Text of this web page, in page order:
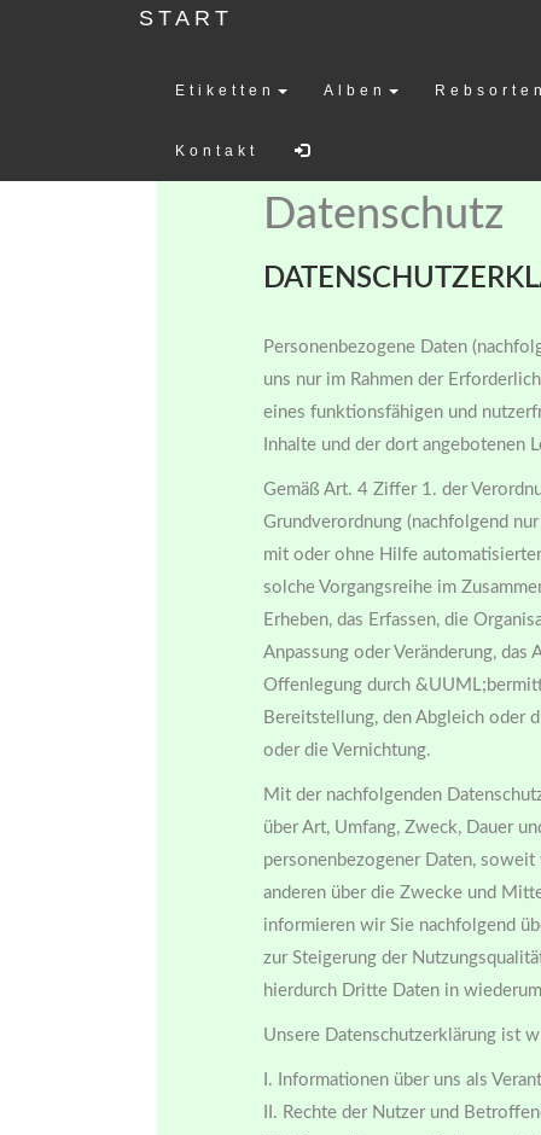
START
Etiketten Alben
Kontakt
Datenschutz
Personenbezogene Daten
uns nur im Rahmen der
eines funktionsfähigen und
Inhalte und der dort angebotenen
Gemäß Art. 4 Ziffer 1. der
Grundverordnung (nachfolgend
mit oder ohne Hilfe
solche Vorgangsreihe im
Erheben, das Erfassen, die
Anpassung oder Veränderung, das
Offenlegung durch
Bereitstellung, den Abgleich oder
oder die Vernichtung.
Mit der nachfolgenden
über Art, Umfang, Zweck, Dauer
personenbezogener Daten,
anderen über die Zwecke und
informieren wir Sie nachfolgend
zur Steigerung der
hierdurch Dritte Daten in
Unsere Datenschutzerklärung ist
I. Informationen über uns als
II. Rechte der Nutzer und